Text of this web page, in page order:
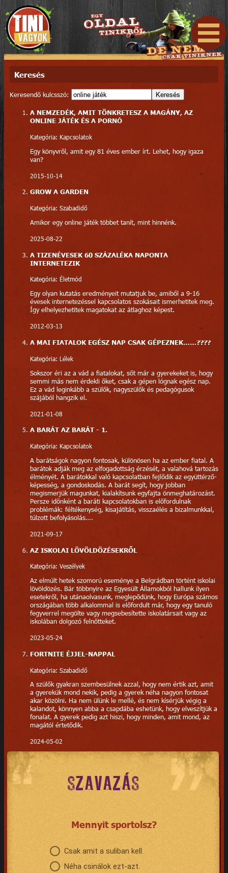
Keresés
Keresendő kulcsszó: Keresés
A NEMZEDÉK, AMIT TÖNKRETESZ A MAGÁNY, AZ
ONLINE JÁTÉK ÉS A PORNÓ
Kategória: Kapcsolatok
Egy könyvről, amit egy 81 éves ember írt. Lehet, hogy igaza
van?
2015-10-14
GROW A GARDEN
Kategória: Szabadidő
Amikor egy online játék többet tanít, mint hinnénk.
2025-08-22
A TIZENÉVESEK 60 SZÁZALÉKA NAPONTA
INTERNETEZIK
Kategória: Életmód
Egy olyan kutatás eredményeit mutatjuk be, amiből a 9-16
évesek internetezéssel kapcsolatos szokásait ismerhetitek meg.
Így elhelyezhetitek magatokat az átlaghoz képest.
2012-03-13
A MAI FIATALOK EGÉSZ NAP CSAK GÉPEZNEK……????
Kategória: Lélek
Sokszor éri az a vád a fiatalokat, sőt már a gyerekeket is, hogy
semmi más nem érdekli őket, csak a gépen lógnak egész nap.
Ez a vád leginkább a szülők, nagyszülők és pedagógusok
szájából hangzik el.
2021-01-08
A BARÁT AZ BARÁT - 1.
Kategória: Kapcsolatok
A barátságok nagyon fontosak, különösen ha az ember fiatal. A
barátok adják meg az elfogadottság érzését, a valahová tartozás
élményét. A barátokkal való kapcsolatban fejlődik az együttérző-
képesség, a gondoskodás. A barát segít, hogy jobban
megismerjük magunkat, kialakítsunk egyfajta önmeghatározást.
Persze időnként a baráti kapcsolatokban is előfordulnak
problémák: féltékenység, kisajátítás, visszaélés a bizalmunkkal,
túlzott befolyásolás….
2021-09-17
AZ ISKOLAI LÖVÖLDÖZÉSEKRŐL
Kategória: Veszélyek
Az elmúlt hetek szomorú eseménye a Belgrádban történt iskolai
lövöldözés. Bár többnyire az Egyesült Államokból hallunk ilyen
esetekről, ha utánaolvasunk, meglepődünk, hogy Európa számos
országában több alkalommal is előfordult már, hogy egy tanuló
fegyverrel megölte vagy megsebesítette iskolatársait vagy az
iskolában dolgozó felnőtteket.
2023-05-24
FORTNITE ÉJJEL-NAPPAL
Kategória: Szabadidő
A szülők gyakran szembesülnek azzal, hogy nem értik azt, amit
a gyerekük mond nekik, pedig a gyerek néha nagyon fontosat
akar közölni. Ha nem ülünk le mellé, és nem kísérjük végig a
kalandot, könnyen abba a csapdába eshetünk, hogy elveszítjük a
fonalat. A gyerek pedig azt hiszi, hogy minden, amit mond, az
magától értetődik.
2024-05-02
SZAVAZÁS
Mennyit sportolsz?
Csak amit a suliban kell.
Néha csinálok ezt-azt.